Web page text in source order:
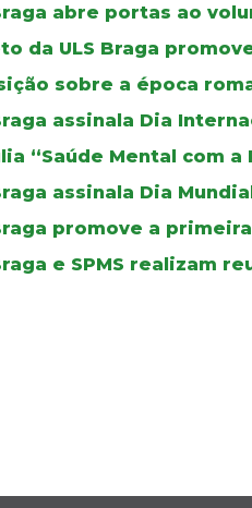
abre portas ao
da ULS Braga
sobre a época
assinala Dia
“Saúde Mental com
assinala Dia
promove a
e SPMS realizam